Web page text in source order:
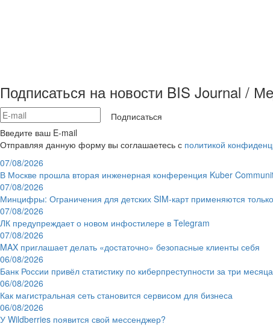
Подписаться на новости BIS Journal /
Подписаться
Введите ваш E-mail
Отправляя данную форму вы соглашаетесь с политикой
07/08/2026
В Москве прошла вторая инженерная конференция Kuber
07/08/2026
Минцифры: Ограничения для детских SIM-карт применяются
07/08/2026
ЛК предупреждает о новом инфостилере в Telegram
07/08/2026
MAX приглашает делать «достаточно» безопасные клиенты себя
06/08/2026
Банк России привёл статистику по киберпреступности за три месяца
06/08/2026
Как магистральная сеть становится сервисом для бизнеса
06/08/2026
У Wildberries появится свой мессенджер?